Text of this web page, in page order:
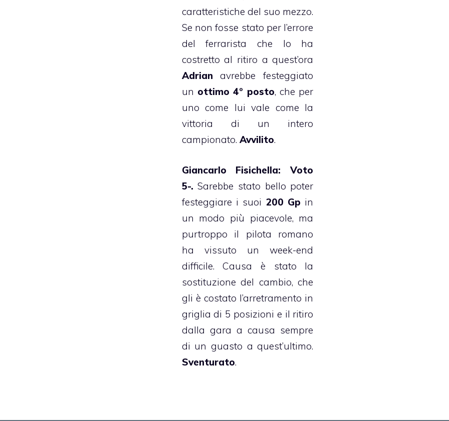
caratteristiche del suo mezzo.
Se non fosse stato per l’errore
del ferrarista che lo ha
costretto al ritiro a quest’ora
Adrian avrebbe festeggiato
un ottimo 4° posto, che per
uno come lui vale come la
vittoria di un intero
campionato. Avvilito.
Giancarlo Fisichella: Voto
5-.Sarebbe stato bello poter
festeggiare i suoi 200 Gp in
un modo più piacevole, ma
purtroppo il pilota romano
ha vissuto un week-end
difficile. Causa è stato la
sostituzione del cambio, che
gli è costato l’arretramento in
griglia di 5 posizioni e il ritiro
dalla gara a causa sempre
di un guasto a quest’ultimo.
Sventurato.